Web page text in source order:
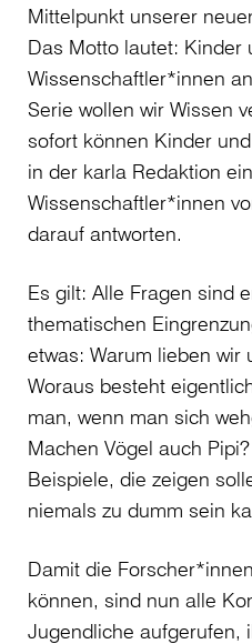
Mittelpunkt unserer
Das Motto lautet: Kinder
Wissenschaftler*innen
Serie wollen wir Wissen
sofort können Kinder
in der karla Redaktion
Wissenschaftler*innen
darauf antworten.
Es gilt: Alle Fragen sind
thematischen
etwas: Warum lieben wir
Woraus besteht
man, wenn man sich
Machen Vögel auch
Beispiele, die zeigen
niemals zu dumm sein
Damit die
können, sind nun alle
Jugendliche aufgerufen,